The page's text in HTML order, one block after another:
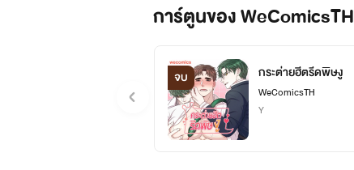
การ์ตูนของ WeComicsTH
จบ กระต่ายฮีตรีดพิษงู
WeComicsTH
Y